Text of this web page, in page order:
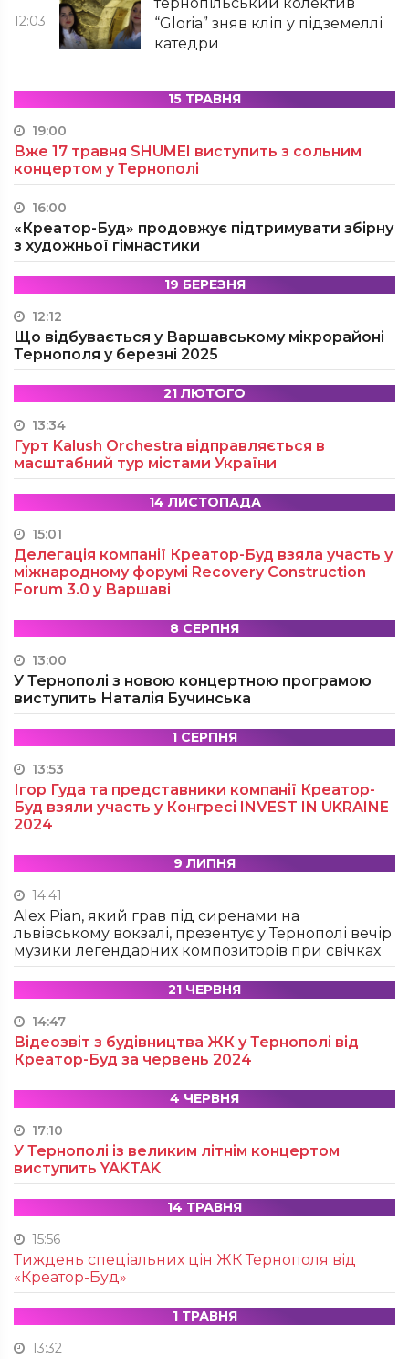
12:03
“Gloria” зняв кліп у підземеллі
катедри
15 ТРАВНЯ
19:00
Вже 17 травня SHUMEI виступить з сольним
концертом у Тернополі
16:00
«Креатор-Буд» продовжує підтримувати збірну
з художньої гімнастики
19 БЕРЕЗНЯ
12:12
Що відбувається у Варшавському мікрорайоні
Тернополя у березні 2025
21 ЛЮТОГО
13:34
Гурт Kalush Orchestra відправляється в
масштабний тур містами України
14 ЛИСТОПАДА
15:01
Делегація компанії Креатор-Буд взяла участь у
міжнародному форумі Recovery Construction
Forum 3.0 у Варшаві
8 СЕРПНЯ
13:00
У Тернополі з новою концертною програмою
виступить Наталія Бучинська
1 СЕРПНЯ
13:53
Ігор Гуда та представники компанії Креатор-
Буд взяли участь у Конгресі INVEST IN UKRAINE
2024
9 ЛИПНЯ
14:41
Alex Pian, який грав під сиренами на
львівському вокзалі, презентує у Тернополі вечір
музики легендарних композиторів при свічках
21 ЧЕРВНЯ
14:47
Відеозвіт з будівництва ЖК у Тернополі від
Креатор-Буд за червень 2024
4 ЧЕРВНЯ
17:10
У Тернополі із великим літнім концертом
виступить YAKTAK
14 ТРАВНЯ
15:56
Тиждень спеціальних цін ЖК Тернополя від
«Креатор-Буд»
1 ТРАВНЯ
13:32